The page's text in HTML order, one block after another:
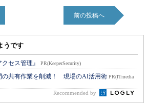
前の投稿へ
うです
セス管理』 PR(KeeperSecurity)
の共有作業を削減！ 現場のAI活用術 PR(ITmedia
Recommended by